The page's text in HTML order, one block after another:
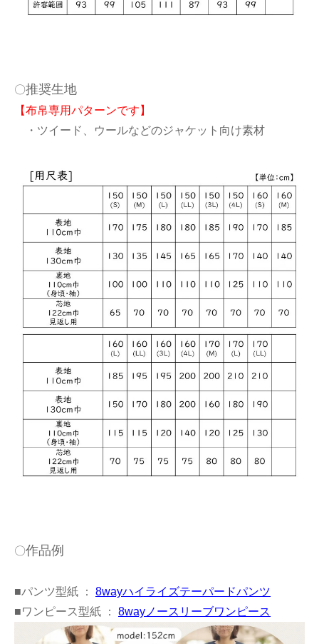
〇推奨生地
【布帛専用パターンです】
・ツイード、ウールなどのジャケット向け素材
〇作品例
■パンツ型紙 ： 8wayハイライズテーパードパンツ
■ワンピース型紙 ： 8wayノースリーブワンピース